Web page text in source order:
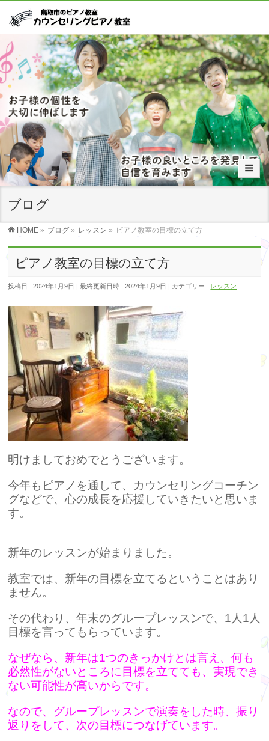
ブログ
HOME » ブログ » レッスン » ピアノ教室の目標の立て方
ピアノ教室の目標の立て方
投稿日 : 2024年1月9日 最終更新日時 : 2024年1月9日 カテゴリー : レッスン
明けましておめでとうございます。
今年もピアノを通して、カウンセリングコーチン
グなどで、心の成長を応援していきたいと思いま
す。
新年のレッスンが始まりました。
教室では、新年の目標を立てるということはあり
ません。
その代わり、年末のグループレッスンで、1人1人
目標を言ってもらっています。
なぜなら、新年は1つのきっかけとは言え、何も
必然性がないところに目標を立てても、実現でき
ない可能性が高いからです。
なので、グループレッスンで演奏をした時、振り
返りをして、次の目標につなげています。